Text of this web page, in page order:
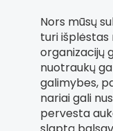
Nors mūsų
turi išplėstas
organizacijų
nuotraukų
galimybes,
nariai gali
pervesta